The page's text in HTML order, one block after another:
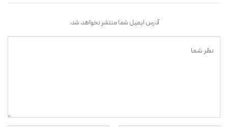
آدرس ایمیل شما منتشر نخواهد شد.